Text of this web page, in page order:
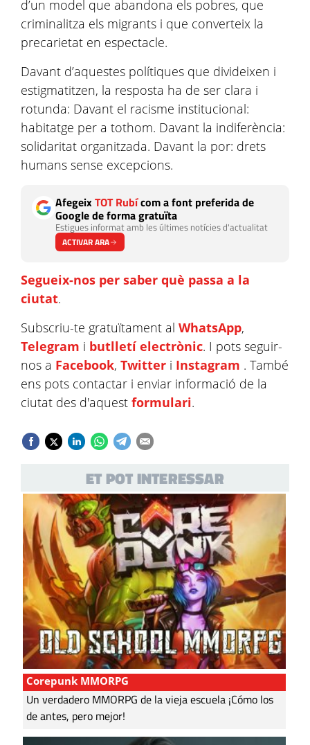
d’un model que abandona els pobres, que
criminalitza els migrants i que converteix la
precarietat en espectacle.
Davant d’aquestes polítiques que divideixen i
estigmatitzen, la resposta ha de ser clara i
rotunda: Davant el racisme institucional:
habitatge per a tothom. Davant la indiferència:
solidaritat organitzada. Davant la por: drets
humans sense excepcions.
AfegeixTOT Rubícom a font preferida de
Google de forma gratuïta
Estigues informat amb les últimes notícies d'actualitat
ACTIVAR ARA
Segueix-nos per saber què passa a la
ciutat.
Subscriu-te gratuïtament al WhatsApp,
Telegram i butlletí electrònic. I pots seguir-
nos a Facebook, Twitter i Instagram . També
ens pots contactar i enviar informació de la
ciutat des d'aquest formulari.
ET POT INTERESSAR
Corepunk MMORPG
Un verdadero MMORPG de la vieja escuela ¡Cómo los
de antes, pero mejor!